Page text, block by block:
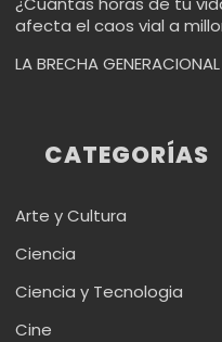
afecta el caos vial a
LA BRECHA GENERACIONAL
CATEGORÍAS
Arte y Cultura
Ciencia
Ciencia y Tecnologia
Cine